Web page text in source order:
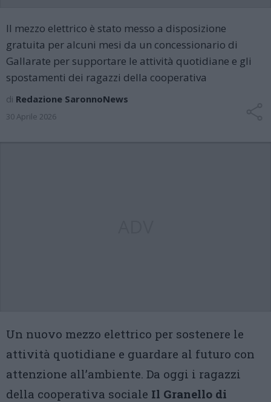
Il mezzo elettrico è stato messo a disposizione
gratuita per alcuni mesi da un concessionario di
Gallarate per supportare le attività quotidiane e gli
spostamenti dei ragazzi della cooperativa
di Redazione SaronnoNews
30 Aprile 2026
Un nuovo mezzo elettrico per sostenere le
attività quotidiane e guardare al futuro con
attenzione all’ambiente. Da oggi i ragazzi
della cooperativa sociale Il Granello di